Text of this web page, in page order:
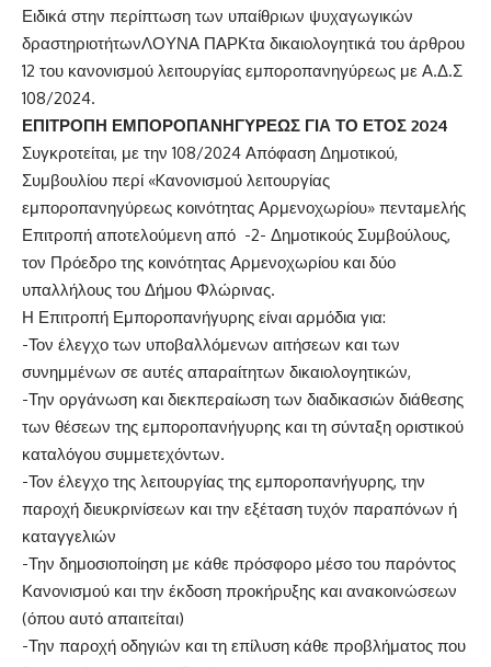
Ειδικά στην περίπτωση των υπαίθριων ψυχαγωγικών
δραστηριοτήτωνΛΟΥΝΑ ΠΑΡΚτα δικαιολογητικά του άρθρου
12 του κανονισμού λειτουργίας εμποροπανηγύρεως με Α.Δ.Σ
108/2024.
ΕΠΙΤΡΟΠΗ ΕΜΠΟΡΟΠΑΝΗΓΥΡΕΩΣ ΓΙΑ ΤΟ ΕΤΟΣ 2024
Συγκροτείται, με την 108/2024 Απόφαση Δημοτικού,
Συμβουλίου περί «Kανονισμού λειτουργίας
εμποροπανηγύρεως κοινότητας Αρμενοχωρίου» πενταμελής
Επιτροπή αποτελούμενη από -2- Δημοτικούς Συμβούλους,
τον Πρόεδρο της κοινότητας Αρμενοχωρίου και δύο
υπαλλήλους του Δήμου Φλώρινας.
Η Επιτροπή Εμποροπανήγυρης είναι αρμόδια για:
-Τον έλεγχο των υποβαλλόμενων αιτήσεων και των
συνημμένων σε αυτές απαραίτητων δικαιολογητικών,
-Την οργάνωση και διεκπεραίωση των διαδικασιών διάθεσης
των θέσεων της εμποροπανήγυρης και τη σύνταξη οριστικού
καταλόγου συμμετεχόντων.
-Τον έλεγχο της λειτουργίας της εμποροπανήγυρης, την
παροχή διευκρινίσεων και την εξέταση τυχόν παραπόνων ή
καταγγελιών
-Την δημοσιοποίηση με κάθε πρόσφορο μέσο του παρόντος
Κανονισμού και την έκδοση προκήρυξης και ανακοινώσεων
(όπου αυτό απαιτείται)
-Την παροχή οδηγιών και τη επίλυση κάθε προβλήματος που